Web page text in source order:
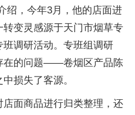
绍，今年3月，他的店面进
变灵感源于天门市烟草专
调研活动。专班组调研
在的问题——卷烟区产品陈
损失了客源。
面商品进行归类整理，还